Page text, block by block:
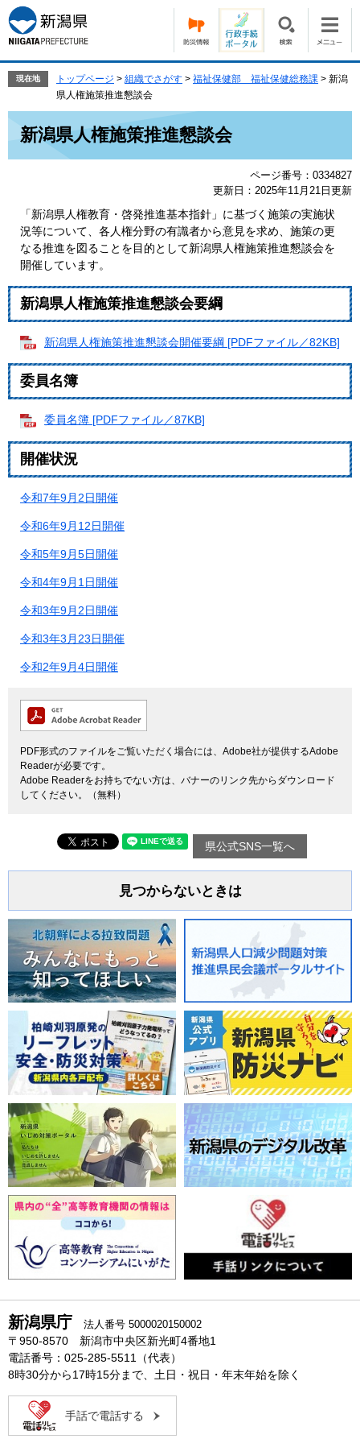
ー
ジ
の
で
す。
ニ
ュ
ー
ば
本
現在地 トップページ > 組織でさがす > 福祉保健部 福祉保健総務課 > 新潟
県人権施策推進懇談会
新潟県人権施策推進懇談会
ページ番号：0334827
更新日：2025年11月21日更新
「新潟県人権教育・啓発推進基本指針」に基づく施策の実施状
況等について、各人権分野の有識者から意見を求め、施策の更
なる推進を図ることを目的として新潟県人権施策推進懇談会を
開催しています。
新潟県人権施策推進懇談会要綱
新潟県人権施策推進懇談会開催要綱 [PDFファイル／82KB]
委員名簿
委員名簿 [PDFファイル／87KB]
開催状況
令和7年9月2日開催
令和6年9月12日開催
令和5年9月5日開催
令和4年9月1日開催
令和3年9月2日開催
令和3年3月23日開催
令和2年9月4日開催
PDF形式のファイルをご覧いただく場合には、Adobe社が提供するAdobe
Readerが必要です。
Adobe Readerをお持ちでない方は、バナーのリンク先からダウンロード
してください。（無料）
県公式SNS一覧へ
見つからないときは
新潟県庁 法人番号 5000020150002
〒950-8570 新潟市中央区新光町4番地1
電話番号：025-285-5511（代表）
8時30分から17時15分まで、土日・祝日・年末年始を除く
手話で電話する